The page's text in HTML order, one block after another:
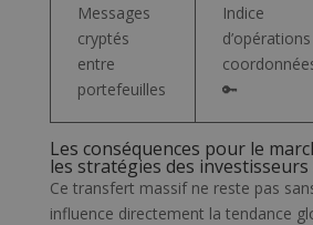
Messages
cryptés
entre
portefeuilles
Indice
d’opérations
🔑
Les conséquences pour le
les stratégies des investisseurs
Ce transfert massif ne reste pas
influence directement la tendance